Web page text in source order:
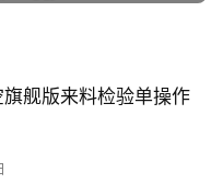
舰版来料检验单操作